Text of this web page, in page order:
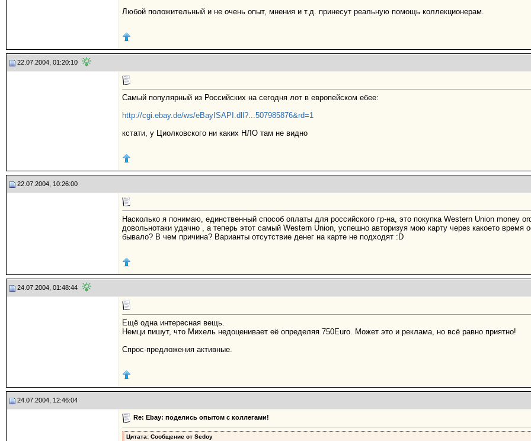
Любой положительный и не очень опыт, мнения и т.д. принесут реальную помощь коллекционерам.
22.07.2004, 01:20:10
Самый популярный из Российских на сегодня лот в европейском ебее:
http://cgi.ebay.de/ws/eBayISAPI.dll?...507985876&rd=1
кстати, у Циолковского ни каких НЛО там не видно
22.07.2004, 10:26:00
Насколько я понимаю, единственный способ оплаты для российского гр-на, это покупка Western Union money
довольнотаки удачно , а теперь этот самый Western Union, успешно авторизуя мою карту через какоето время
бывало? В чем причина? Варианты отсутствие денег на карте не подходят :D
24.07.2004, 01:48:44
Ещё одна интересная вещь.
Немци пишут, что Михель недоценивает её определяя 750Euro. Может это и реклама, но всё равно приятно!
Спрос-предложения активные.
24.07.2004, 12:46:04
Re: Ebay: поделись опытом с коллегами!
Цитата: Сообщение от Sedoy